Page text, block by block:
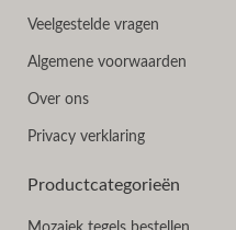
Veelgestelde vragen
Algemene voorwaarden
Over ons
Privacy verklaring
Productcategorieën